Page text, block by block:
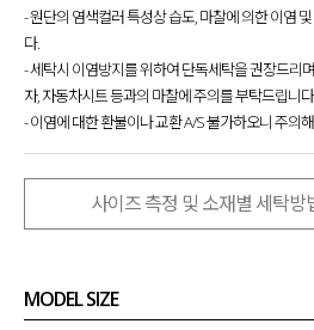
군더더기 없이 깔끔하
스커트를 찾으셨던 분들 주
소재부터 디테일 하나하
퀄리티 높여 제작해 준
- 원단의 염색컬러 특성상 습도, 마찰에 의한 이염
다.
- 세탁시 이염방지를 위하여 단독세탁을 권장드리
자, 자동차시트 등과의 마찰에 주의를 부탁드립니
- 이염에 대한 환불이나 교환 A/S 불가하오니 주의
사이즈 측정 및 소재별 세탁방
MODEL SIZE